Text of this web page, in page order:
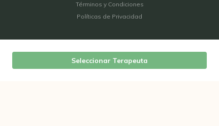
Seleccionar Terapeuta
Términos y Condiciones
Políticas de Privacidad